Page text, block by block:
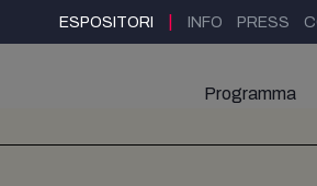
ESPOSITORI INFO PRESS
Programma